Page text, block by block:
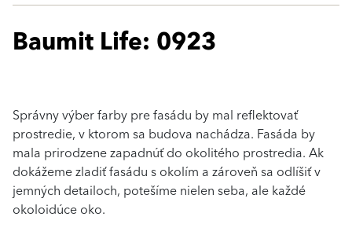
Baumit Life: 0923
Správny výber farby pre fasádu by mal reflektovať
prostredie, v ktorom sa budova nachádza. Fasáda by
mala prirodzene zapadnúť do okolitého prostredia. Ak
dokážeme zladiť fasádu s okolím a zároveň sa odlíšiť v
jemných detailoch, potešíme nielen seba, ale každé
okoloidúce oko.